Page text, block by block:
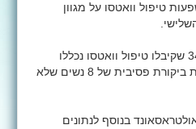
טיפול וואטסו על מגוון
9 נשים בהריון תקין בשבוע 34 שקיבלו טיפול וואטסו נכללו
בקבוצת בדיקה והשוו לקבוצת ביקורת פסיבית של 8 נשים שלא
בנוסף לנתונים